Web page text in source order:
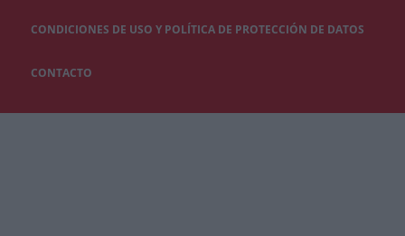
CONDICIONES DE USO Y POLÍTICA DE PROTECCIÓN DE DATOS
CONTACTO